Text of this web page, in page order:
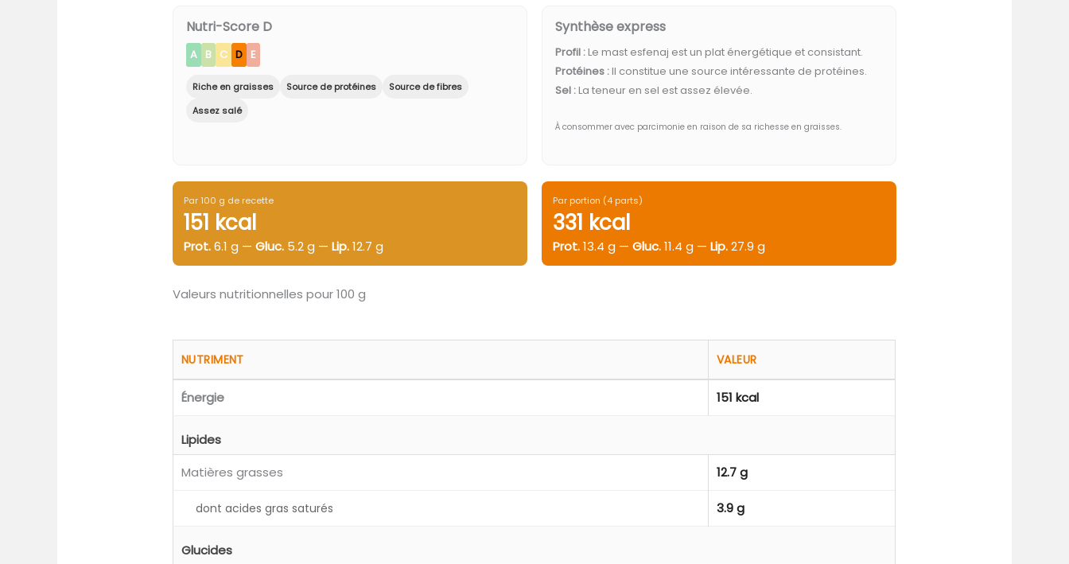
Nutri-Score D
A B C D E
Riche en graisses Source de protéines
Source de fibres
Assez salé
Synthèse express
Profil :Le mast esfenaj est un plat énergétique et consistant.
Protéines :Il constitue une source intéressante de protéines.
Sel :La teneur en sel est assez élevée.
À consommer avec parcimonie en raison de sa richesse en graisses.
Par 100 g de recette
151 kcal
Prot.6.1 g —Gluc. 5.2 g —Lip.12.7 g
Par portion (4 parts)
331 kcal
Prot.13.4 g —Gluc.11.4 g —Lip.27.9 g
Valeurs nutritionnelles pour 100 g
NUTRIMENT VALEUR
Énergie 151 kcal
Lipides
Matières grasses
12.7 g
dont acides gras saturés 3.9 g
Glucides